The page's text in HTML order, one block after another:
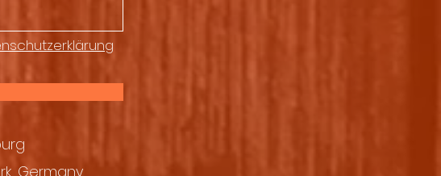
Germany